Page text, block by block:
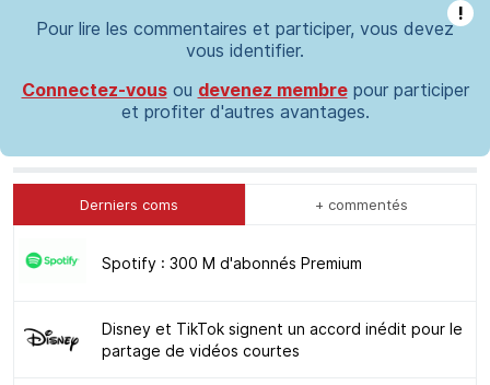
!
Pour lire les commentaires et participer, vous devez
vous identifier.
Connectez-vousou devenez membrepour participer
et profiter d'autres avantages.
Derniers coms + commentés
Spotify : 300 M d'abonnés Premium
Disney et TikTok signent un accord inédit pour le
partage de vidéos courtes